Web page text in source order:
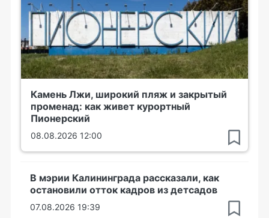
Камень Лжи, широкий пляж и закрытый
променад: как живет курортный
Пионерский
08.08.2026 12:00
В мэрии Калининграда рассказали, как
остановили отток кадров из детсадов
07.08.2026 19:39